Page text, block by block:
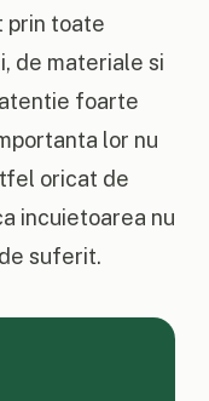
prin toate
de materiale si
foarte
lor nu
oricat de
incuietoarea nu
suferit.